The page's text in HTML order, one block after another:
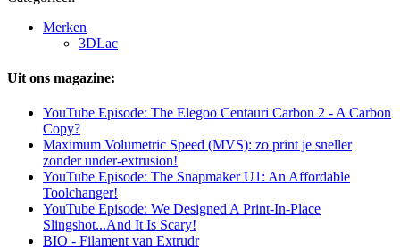
Merken
3DLac
Uit ons magazine:
YouTube Episode: The Elegoo Centauri Carbon 2 - A Carbon
Copy?
Maximum Volumetric Speed (MVS): zo print je sneller
zonder under-extrusion!
YouTube Episode: The Snapmaker U1: An Affordable
Toolchanger!
YouTube Episode: We Designed A Print-In-Place
Slingshot...And It Is Scary!
BIO - Filament van Extrudr